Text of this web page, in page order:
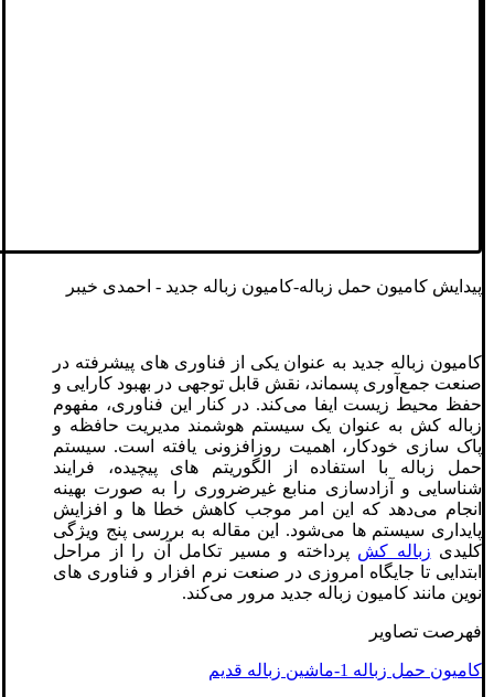
پیدایش کامیون حمل زباله-کامیون زباله جدید - احمدی خیبر
کامیون زباله جدید به عنوان یکی از فناوری ‌های پیشرفته در
صنعت جمع‌آوری پسماند، نقش قابل توجهی در بهبود کارایی و
حفظ محیط ‌زیست ایفا می‌کند. در کنار این فناوری، مفهوم
زباله کش به عنوان یک سیستم هوشمند مدیریت حافظه و
پاک ‌سازی خودکار، اهمیت روزافزونی یافته است. سیستم
حمل زباله با استفاده از الگوریتم‌ های پیچیده، فرایند
شناسایی و آزادسازی منابع غیرضروری را به صورت بهینه
انجام می‌دهد که این امر موجب کاهش خطا ها و افزایش
پایداری سیستم‌ ها می‌شود. این مقاله به بررسی پنج ویژگی
کلیدی زباله کش پرداخته و مسیر تکامل آن را از مراحل
ابتدایی تا جایگاه امروزی در صنعت نرم ‌افزار و فناوری ‌های
نوین مانند کامیون زباله جدید مرور می‌کند.
فهرصت تصاویر
کامیون حمل زباله 1-ماشین زباله قدیم